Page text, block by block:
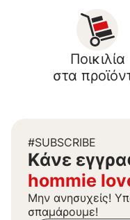
Ποικιλία
στα
#SUBSCRIBE
Kάνε
hommie
Μην ανησυχείς!
σπαμάρουμε!